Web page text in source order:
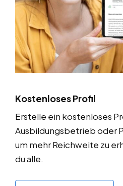
Kostenloses Profil
Erstelle ein kostenloses
Ausbildungsbetrieb oder
um mehr Reichweite zu
du alle.